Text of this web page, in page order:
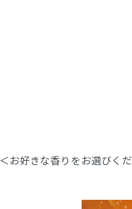
お好きな香りをお選びく